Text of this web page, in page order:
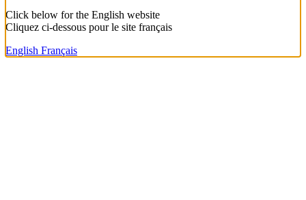
Click below for the English website
Cliquez ci-dessous pour le site français
English Français